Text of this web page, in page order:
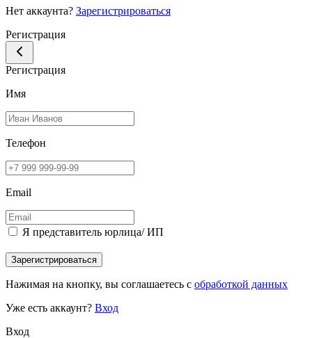
Нет аккаунта? Зарегистрироваться
Регистрация
Регистрация
Имя
Телефон
Email
Я представитель юрлица/ ИП
Зарегистрироваться
Нажимая на кнопку, вы соглашаетесь с обработкой данных
Уже есть аккаунт? Вход
Вход